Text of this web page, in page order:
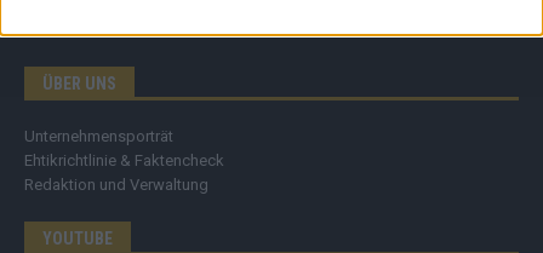
ÜBER UNS
Unternehmensporträt
Ehtikrichtlinie & Faktencheck
Redaktion und Verwaltung
YOUTUBE